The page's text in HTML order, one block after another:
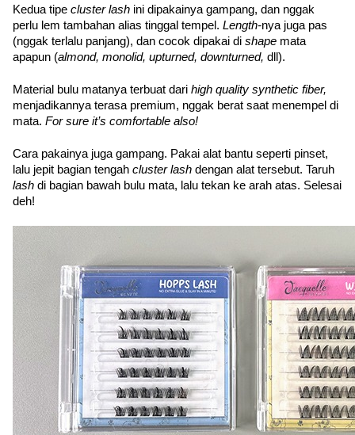
Kedua tipe cluster lash ini dipakainya gampang, dan nggak
perlu lem tambahan alias tinggal tempel. Length-nya juga pas
(nggak terlalu panjang), dan cocok dipakai di shape mata
apapun (almond, monolid, upturned, downturned, dll).
Material bulu matanya terbuat dari
menjadikannya terasa premium, nggak berat saat menempel di
mata. For sure it’s comfortable also!
Cara pakainya juga gampang. Pakai alat bantu seperti pinset,
lalu jepit bagian tengah cluster lash
lash di bagian bawah bulu mata, lalu tekan ke arah atas. Selesai
deh!